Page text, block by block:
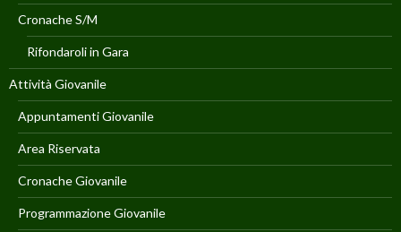
Cronache S/M
Rifondaroli in Gara
Attività Giovanile
Appuntamenti Giovanile
Area Riservata
Cronache Giovanile
Programmazione Giovanile